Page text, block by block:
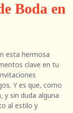
Boda en
esta hermosa
clave en tu
Y es que, como
y sin duda alguna
al estilo y